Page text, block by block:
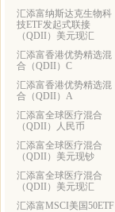
汇添富纳斯达克生物科
技ETF发起式联接
（QDII）美元现汇
汇添富香港优势精选混
合（QDII）C
汇添富香港优势精选混
合（QDII）A
汇添富全球医疗混合
（QDII）人民币
汇添富全球医疗混合
（QDII）美元现钞
汇添富全球医疗混合
（QDII）美元现汇
汇添富MSCI美国50ETF